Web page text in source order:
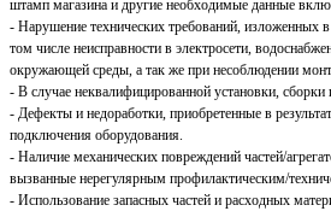
штамп магазина и другие необходимые данные
- Нарушение технических требований, изложенных
том числе неисправности в электросети,
окружающей среды, а так же при несоблюдении
- В случае неквалифицированной установки,
- Дефекты и недоработки, приобретенные в
подключения оборудования.
- Наличие механических повреждений частей/
вызванные нерегулярным профилактическим/
- Использование запасных частей и расходных